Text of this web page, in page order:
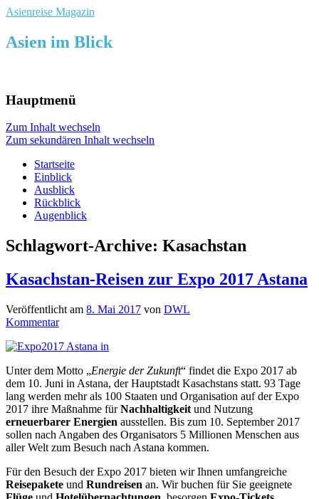
Asienreise Magazin
Asien im Blick
Hauptmenü
Zum Inhalt wechseln
Zum sekundären Inhalt wechseln
Startseite
Einblick
Ausblick
Rückblick
Augenblick
Schlagwort-Archive: Kasachstan
Kasachstan-Reisen zur Expo 2017 Astana
Veröffentlicht am 8. Mai 2017 von DWL
Kommentar
Unter dem Motto „Energie der Zukunft“ findet die Expo 2017 ab
dem 10. Juni in Astana, der Hauptstadt Kasachstans statt. 93 Tage
lang werden mehr als 100 Staaten und Organisation auf der Expo
2017 ihre Maßnahme fürNachhaltigkeit und Nutzung
erneuerbarer Energien ausstellen. Bis zum 10. September 2017
sollen nach Angaben des Organisators 5 Millionen Menschen aus
aller Welt zum Besuch nach Astana kommen.
Für den Besuch der Expo 2017 bieten wir Ihnen umfangreiche
Reisepakete und Rundreisen an. Wir buchen für Sie geeignete